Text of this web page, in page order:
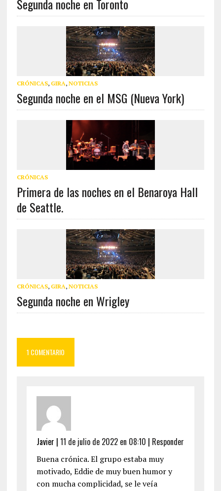
Segunda noche en Toronto
CRÓNICAS, GIRA, NOTICIAS
Segunda noche en el MSG (Nueva York)
CRÓNICAS
Primera de las noches en el Benaroya Hall
de Seattle.
CRÓNICAS, GIRA, NOTICIAS
Segunda noche en Wrigley
1 COMENTARIO
Javier | 11 de julio de 2022 en 08:10 | Responder
Buena crónica. El grupo estaba muy
motivado, Eddie de muy buen humor y
con mucha complicidad, se le veía